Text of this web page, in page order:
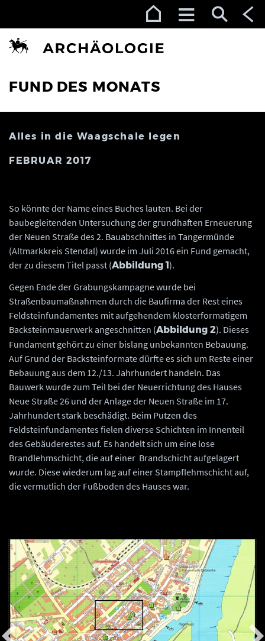
FUND DES MONATS
Alles in die Waagschale legen
FEBRUAR 2017
So könnte der Name eines Buches lauten. Bei der
baubegleitenden Untersuchung der grundhaften Erneuerung
der Neuen Straße des 2. Bauabschnittes in Tangermünde
(Altmarkkreis Stendal) wurde im Juli 2016 ein Fund gemacht,
der zu diesem Titel passt (Abbildung 1 ).
Gegen Ende der Grabungskampagne wurde bei
Straßenbaumaßnahmen durch die Baufirma der Rest eines
Feldsteinfundamentes mit aufgehendem klosterformatigem
Backsteinmauerwerk angeschnitten (Abbildung 2). Dieses
Fundament gehört zu einer bislang unbekannten Bebauung.
Auf Grund der Backsteinformate dürfte es sich um Reste einer
Bebauung aus dem 12./13. Jahrhundert handeln. Das
Bauwerk wurde zum Teil bei der Neuerrichtung des Hauses
Neue Straße 26 und der Anlage der Neuen Straße im 17.
Jahrhundert stark beschädigt. Beim Putzen des
Feldsteinfundamentes fielen diverse Schichten im Innenteil
des Gebäuderestes auf. Es handelt sich um eine lose
Brandlehmschicht, die auf einer Brandschicht aufgelagert
wurde. Diese wiederum lag auf einer Stampflehmschicht auf,
die vermutlich der Fußboden des Hauses war.